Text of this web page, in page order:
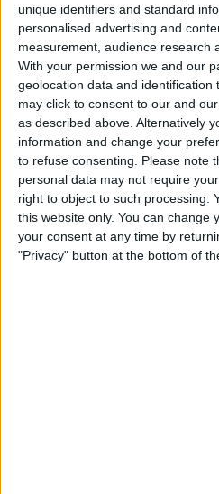
unique identifiers and standard
personalised advertising and
measurement, audience research
With your permission we and our
geolocation data and identification
may click to consent to our and
as described above. Alternatively
information and change your
to refuse consenting. Please note
personal data may not require
right to object to such processing.
this website only. You can change
your consent at any time by
"Privacy" button at the bottom of